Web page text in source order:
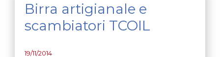
Birra artigianale e
scambiatori TCOIL
19/11/2014